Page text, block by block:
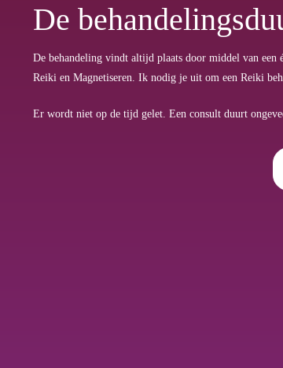
De
De behandeling vindt altijd plaats door middel van een
Reiki en Magnetiseren. Ik nodig je uit om een Reiki
Er wordt niet op de tijd gelet. Een consult duurt